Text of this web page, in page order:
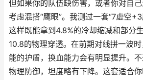
但如果你的队伍缺伤害，或者你对自
考虑混搭“鹰眼”。我测过一套“7虚空+3
这样既能拿到4.8%的冷却缩减和部分
10.8的物理穿透。在前期对线拼一波
能的护盾，换血能力会有明显提升。
物理防御，坦度略有下降。这套适合